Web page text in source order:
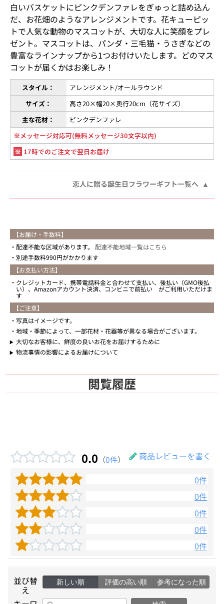
白いバスケットにピンクデンファレをぎゅっと詰め込ん
だ、お花畑のようなアレンジメントです。花キューピッ
トで人気な動物のマスコットが、大切な人に笑顔をプレ
ゼント。マスコットは、パンダ・三毛猫・うさぎなどの
豊富なラインナップから1つお付けいたします。どのマス
コットが届くかはお楽しみ！
スタイル：
アレンジメント/オールラウンド
サイズ：
高さ20×幅20×奥行20cm（花サイズ）
主な花材：
ピンクデンファレ
※メッセージ対応可(無料メッセージ30文字以内)
※ 17時でのご注文で翌日お届け
恋人に贈る誕生日フラワーギフト一覧へ
【お届け・手数料】
配達不能な区域があります。 配達不能地域一覧はこちら
別途手数料990円がかかります
【お支払い方法】
クレジットカード、携帯電話料金と合わせて支払い、後払い（GMO後払
い）、Amazonアカウント決済、コンビニで前払い がご利用いただけま
す
【ご注意】
写真はイメージです。
地域・季節によって、一部花材・花器等が異なる場合がございます。
大切なお客様に、鮮度の良いお花をお届けするために
物流事情の影響によるお届けについて
閲覧履歴
0.0 （0件）
商品レビューを書く
0件
0件
0件
0件
0件
並び替
え
新しい順 評価の高い順 参考になった順